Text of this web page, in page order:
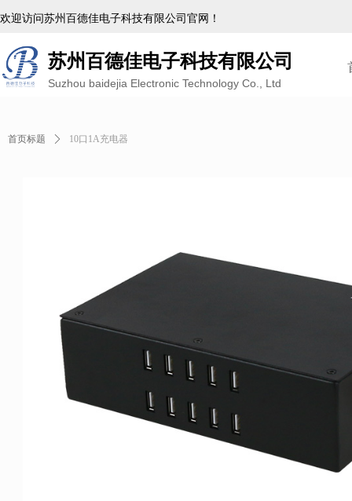
苏州百德佳电子科技有限公司
Suzhou baidejia Electronic Technology Co., Ltd
欢迎访问苏州百德佳电子科技有限公司官网！
首页标题 ꄲ 10口1A充电器